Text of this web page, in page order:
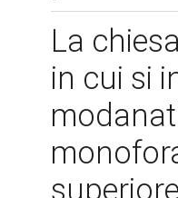
La
in cui si